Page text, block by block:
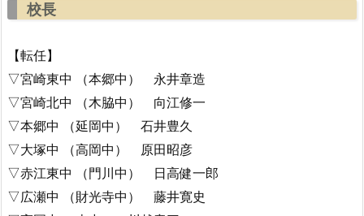
校長
【転任】
▽宮崎東中 （本郷中） 永井章造
▽宮崎北中 （木脇中） 向江修一
▽本郷中 （延岡中） 石井豊久
▽大塚中 （高岡中） 原田昭彦
▽赤江東中 （門川中） 日高健一郎
▽広瀬中 （財光寺中） 藤井寛史